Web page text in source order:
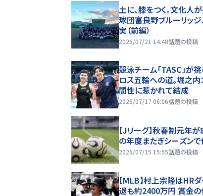
土に、膝をつく。文化人
球団――富良野ブルーリッ
実（前編）
2026/07/21 14:48話題の投稿
競泳チーム「TASC」が
ロス五輪への道。堀之
間性に惹かれて結成
2026/07/17 06:06話題の投稿
【Jリーグ】秋春制元年
の年度またぎシーズン
2026/07/15 15:55話題の投稿
【MLB】村上宗隆はHR
退も約2400万円 賞金